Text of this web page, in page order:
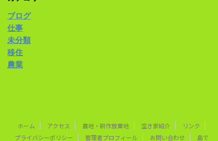
ブログ
仕事
未分類
移住
農業
ホーム アクセス 農地・耕作放棄地 空き家紹介
リンク
プライバシーポリシー
管理者プロフィール お問い合わせ 島で